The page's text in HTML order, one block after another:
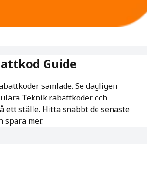
Guide
samlade. Se dagligen
Teknik rabattkoder och
ett ställe. Hitta snabbt de senaste
spara mer.